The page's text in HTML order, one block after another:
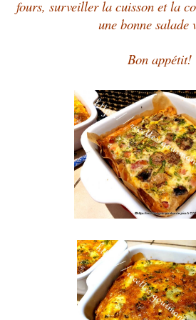
fours, surveiller la cuisson et la
une bonne salade
Bon appétit!